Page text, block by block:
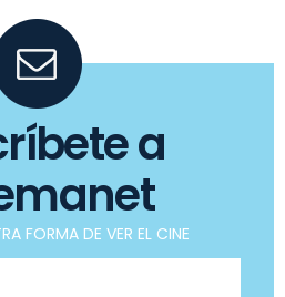
a
FORMA DE VER EL CINE